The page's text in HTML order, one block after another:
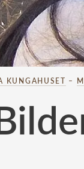
KUNGAHUSET –